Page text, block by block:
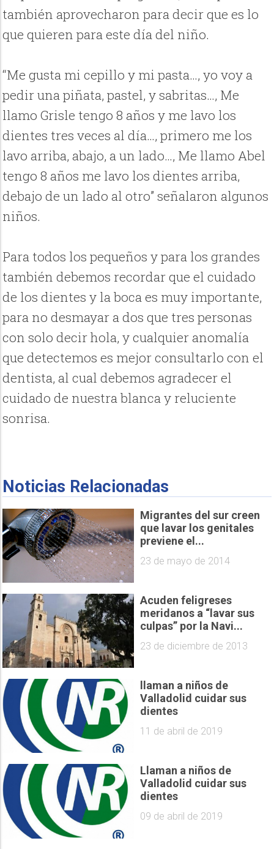
también aprovecharon para decir que es lo
que quieren para este día del niño.
“Me gusta mi cepillo y mi pasta…, yo voy a
pedir una piñata, pastel, y sabritas…, Me
llamo Grisle tengo 8 años y me lavo los
dientes tres veces al día…, primero me los
lavo arriba, abajo, a un lado…, Me llamo Abel
tengo 8 años me lavo los dientes arriba,
debajo de un lado al otro” señalaron algunos
niños.
Para todos los pequeños y para los grandes
también debemos recordar que el cuidado
de los dientes y la boca es muy importante,
para no desmayar a dos que tres personas
con solo decir hola, y cualquier anomalía
que detectemos es mejor consultarlo con el
dentista, al cual debemos agradecer el
cuidado de nuestra blanca y reluciente
sonrisa.
Noticias Relacionadas
Migrantes del sur creen
que lavar los genitales
previene el...
23 de mayo de 2014
Acuden feligreses
meridanos a “lavar sus
culpas” por la Navi...
23 de diciembre de 2013
llaman a niños de
Valladolid cuidar sus
dientes
11 de abril de 2019
Llaman a niños de
Valladolid cuidar sus
dientes
09 de abril de 2019